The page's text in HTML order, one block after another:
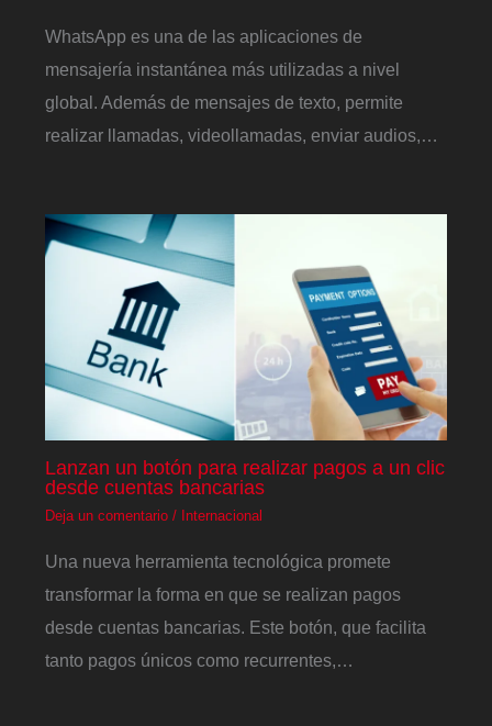
WhatsApp es una de las aplicaciones de
mensajería instantánea más utilizadas a nivel
global. Además de mensajes de texto, permite
realizar llamadas, videollamadas, enviar audios,…
Lanzan un botón para realizar pagos a un clic
desde cuentas bancarias
Deja un comentario / Internacional
Una nueva herramienta tecnológica promete
transformar la forma en que se realizan pagos
desde cuentas bancarias. Este botón, que facilita
tanto pagos únicos como recurrentes,…